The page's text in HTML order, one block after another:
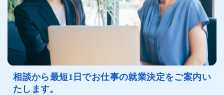
相談から最短1日でお仕事の就業決定をご案内い
たします。